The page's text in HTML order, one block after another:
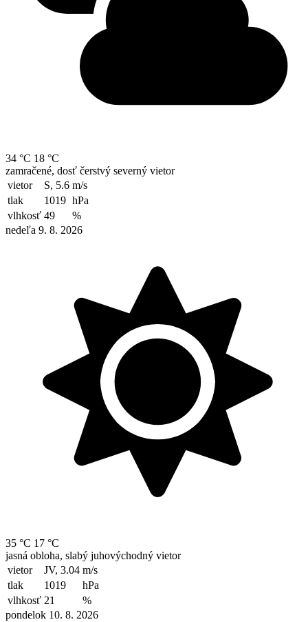
34 °C 18 °C
zamračené, dosť čerstvý severný vietor
vietor
S, 5.6 m/s
tlak
1019 hPa
vlhkosť 49
%
nedeľa 9. 8. 2026
35 °C 17 °C
jasná obloha, slabý juhovýchodný vietor
vietor
JV, 3.04 m/s
tlak
1019
hPa
vlhkosť 21
%
pondelok 10. 8. 2026